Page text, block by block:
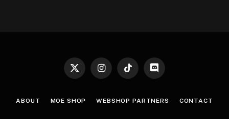
X
InstagramTikTok Discord
ABOUT MOE SHOP WEBSHOP PARTNERS CONTACT